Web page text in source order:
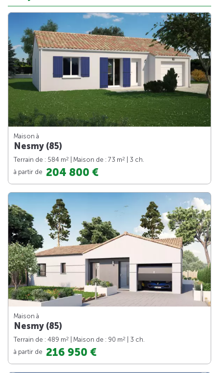
Maison à
Nesmy (85)
Terrain de : 584 m2 | Maison de : 73 m2
| 3 ch.
à partir de 204 800 €
Maison à
Nesmy (85)
Terrain de : 489 m2 | Maison de : 90 m2
| 3 ch.
à partir de 216 950 €